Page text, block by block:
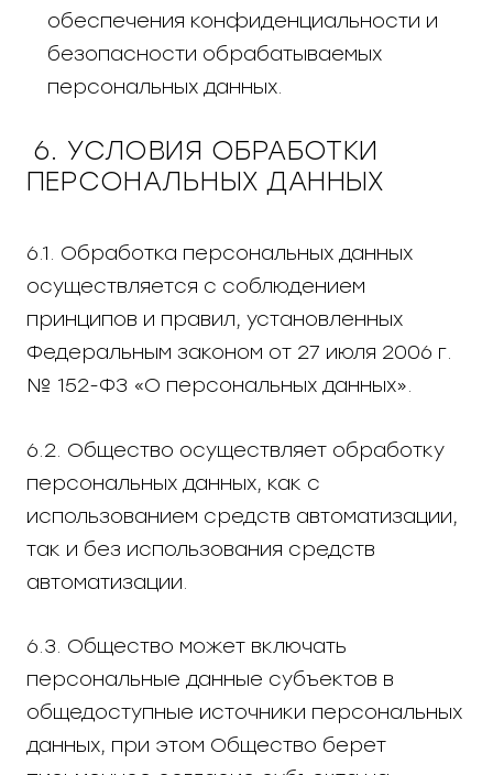
обеспечения конфиденциальности и
безопасности обрабатываемых
персональных данных.
6. УСЛОВИЯ ОБРАБОТКИ
ПЕРСОНАЛЬНЫХ ДАННЫХ
6.1. Обработка персональных данных
осуществляется с соблюдением
принципов и правил, установленных
Федеральным законом от 27 июля 2006 г.
№ 152-ФЗ «О персональных данных».
6.2. Общество осуществляет обработку
персональных данных, как с
использованием средств автоматизации,
так и без использования средств
автоматизации.
6.3. Общество может включать
персональные данные субъектов в
общедоступные источники персональных
данных, при этом Общество берет